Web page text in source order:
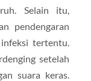
Selain itu,
pendengaran
tertentu.
setelah
suara keras.